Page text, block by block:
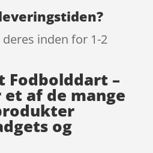
inden for 1-2
Fodbolddart –
af de mange
og